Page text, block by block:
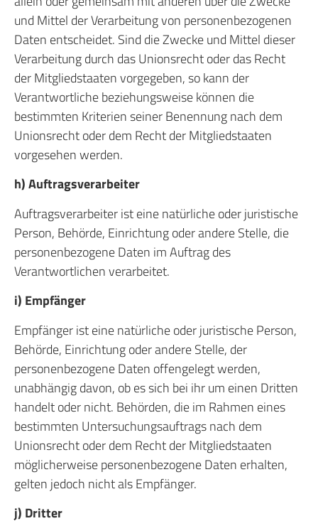
und Mittel der Verarbeitung von personenbezogenen
Daten entscheidet. Sind die Zwecke und Mittel dieser
Verarbeitung durch das Unionsrecht oder das Recht
der Mitgliedstaaten vorgegeben, so kann der
Verantwortliche beziehungsweise können die
bestimmten Kriterien seiner Benennung nach dem
Unionsrecht oder dem Recht der Mitgliedstaaten
vorgesehen werden.
h) Auftragsverarbeiter
Auftragsverarbeiter ist eine natürliche oder juristische
Person, Behörde, Einrichtung oder andere Stelle, die
personenbezogene Daten im Auftrag des
Verantwortlichen verarbeitet.
i) Empfänger
Empfänger ist eine natürliche oder juristische Person,
Behörde, Einrichtung oder andere Stelle, der
personenbezogene Daten offengelegt werden,
unabhängig davon, ob es sich bei ihr um einen Dritten
handelt oder nicht. Behörden, die im Rahmen eines
bestimmten Untersuchungsauftrags nach dem
Unionsrecht oder dem Recht der Mitgliedstaaten
möglicherweise personenbezogene Daten erhalten,
gelten jedoch nicht als Empfänger.
j) Dritter